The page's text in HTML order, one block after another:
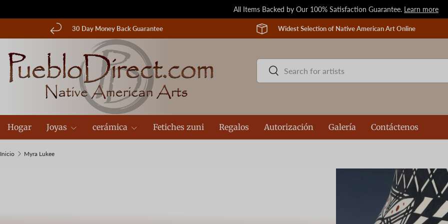
Ir al contenido
All Items Backed by Our 100% Satisfaction Guarantee. Learn more
30 Day Money Back Guarantee Widest Selection of Native American Art Online
Buscar
Buscar
Hogar Joyas cerámica Fetiches zuni Regalos Autorización Galería Contáctenos
Inicio Myra Lukee